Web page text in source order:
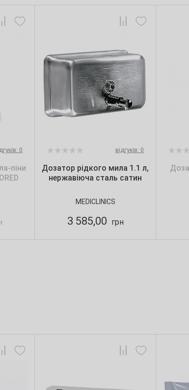
0
піни
відгуків: 0
Дозатор рідкого мила 1.1 л,
нержавіюча сталь сатин
MEDICLINICS
3 585,00 грн